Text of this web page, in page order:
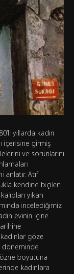
yıllarda kadın
içerisine girmiş
ve sorunlarını
Atıf
kendine biçilen
yıkan
incelediğimiz
evinin içine
göze
döneminde
boyutuna
kadınlara